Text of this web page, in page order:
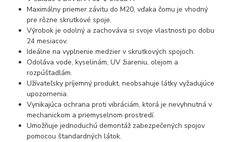
Maximálny priemer závitu do M20, vďaka čomu je vhodný
pre rôzne skrutkové spoje.
Výrobok je odolný a zachováva si svoje vlastnosti po dobu
24 mesiacov.
Ideálne na vyplnenie medzier v skrutkových spojoch.
Odoláva vode, kyselinám, UV žiareniu, olejom a
rozpúšťadlám.
Užívateľsky príjemný produkt, neobsahuje látky vyžadujúce
upozornenia.
Vynikajúca ochrana proti vibráciám, ktorá je nevyhnutná v
mechanickom a priemyselnom prostredí.
Umožňuje jednoduchú demontáž zabezpečených spojov
pomocou štandardných látok.